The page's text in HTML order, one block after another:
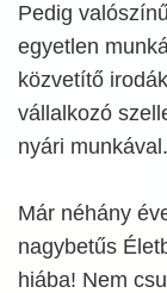
Pedig
egyetlen
közvetítő
vállalkozó
nyári munkával.
Már néhány
nagybetűs
hiába! Nem